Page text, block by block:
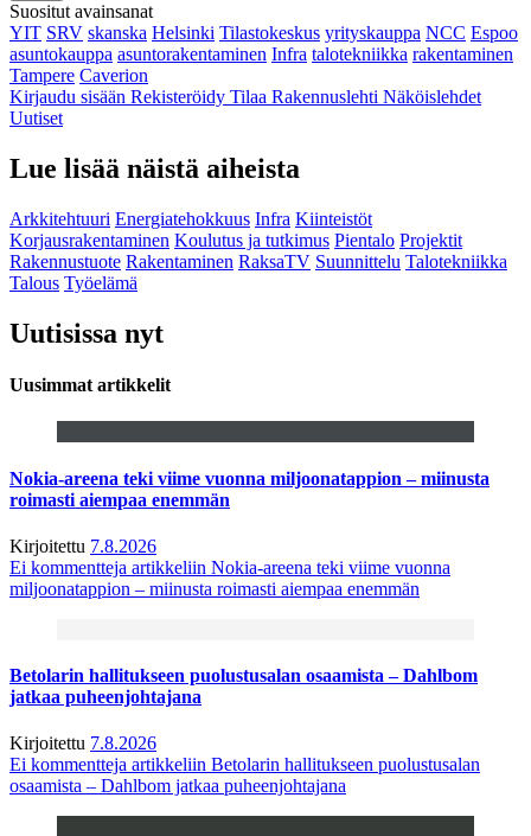
Suositut avainsanat
YIT SRV skanska Helsinki Tilastokeskus yrityskauppa NCC Espoo
asuntokauppa asuntorakentaminen Infra talotekniikka rakentaminen
Tampere Caverion
Kirjaudu sisään Rekisteröidy Tilaa Rakennuslehti Näköislehdet
Uutiset
Lue lisää näistä aiheista
Arkkitehtuuri Energiatehokkuus Infra Kiinteistöt
Korjausrakentaminen Koulutus ja tutkimus Pientalo Projektit
Rakennustuote Rakentaminen RaksaTV Suunnittelu Talotekniikka
Talous Työelämä
Uutisissa nyt
Uusimmat artikkelit
Nokia-areena teki viime vuonna miljoonatappion – miinusta
roimasti aiempaa enemmän
Kirjoitettu 7.8.2026
Ei kommentteja artikkeliin Nokia-areena teki viime vuonna
miljoonatappion – miinusta roimasti aiempaa enemmän
Betolarin hallitukseen puolustusalan osaamista – Dahlbom
jatkaa puheenjohtajana
Kirjoitettu 7.8.2026
Ei kommentteja artikkeliin Betolarin hallitukseen puolustusalan
osaamista – Dahlbom jatkaa puheenjohtajana